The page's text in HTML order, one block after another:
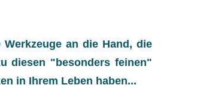
an die Hand, die
diesen "besonders feinen"
in Ihrem Leben haben...